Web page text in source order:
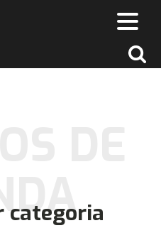
categoria